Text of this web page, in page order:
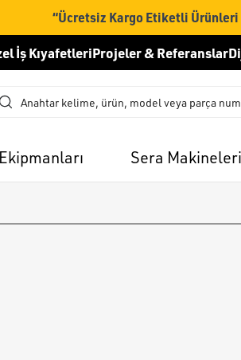
“Ücretsiz Kargo Etiketli Ürünleri
İş KıyafetleriProjeler & Referanslar
Sera Makineleri